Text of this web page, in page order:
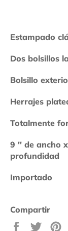
Estampado
Dos bolsillos
Bolsillo
Herrajes
Totalmente
9 '' de ancho
profundidad
Importado
Compartir
Compartir
Tuitear